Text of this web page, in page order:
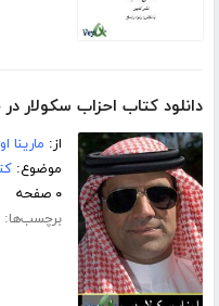
دانلود کتاب احزاب سکولار
از: مارینا
موضوع:
۰ صفحه
برچسب‌ها: